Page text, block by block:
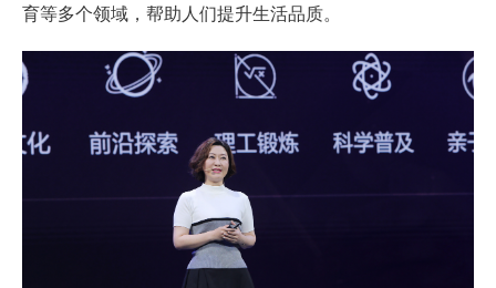
育等多个领域，帮助人们提升生活品质。